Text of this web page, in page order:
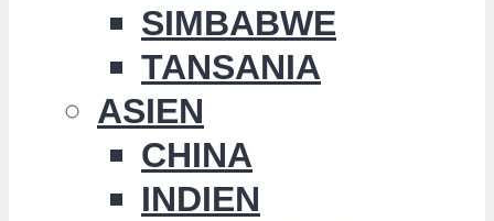
SIMBABWE
TANSANIA
ASIEN
CHINA
INDIEN